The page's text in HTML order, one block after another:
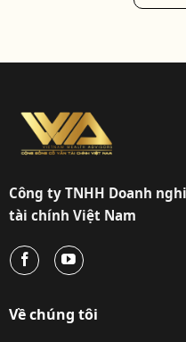
Công ty TNHH Doanh
tài chính Việt Nam
Về chúng tôi